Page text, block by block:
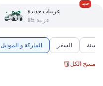
عربيات جديدة
85 عربية
جديد
الماركة و الموديل السعر السنة
مسح الكل